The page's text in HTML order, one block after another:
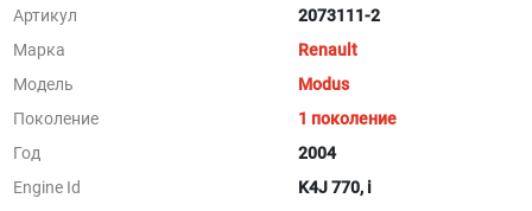
Артикул
2073111-2
Марка
Renault
Модель
Modus
Поколение
1 поколение
Год
2004
Engine Id
K4J 770, i